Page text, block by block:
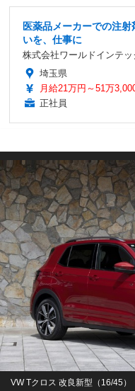
医薬品メーカーでの注
いを、仕事に
株式会社ワールドインテ
埼玉県
月給21万円～51万
正社員
VW Tクロス 改良新型（16/45）